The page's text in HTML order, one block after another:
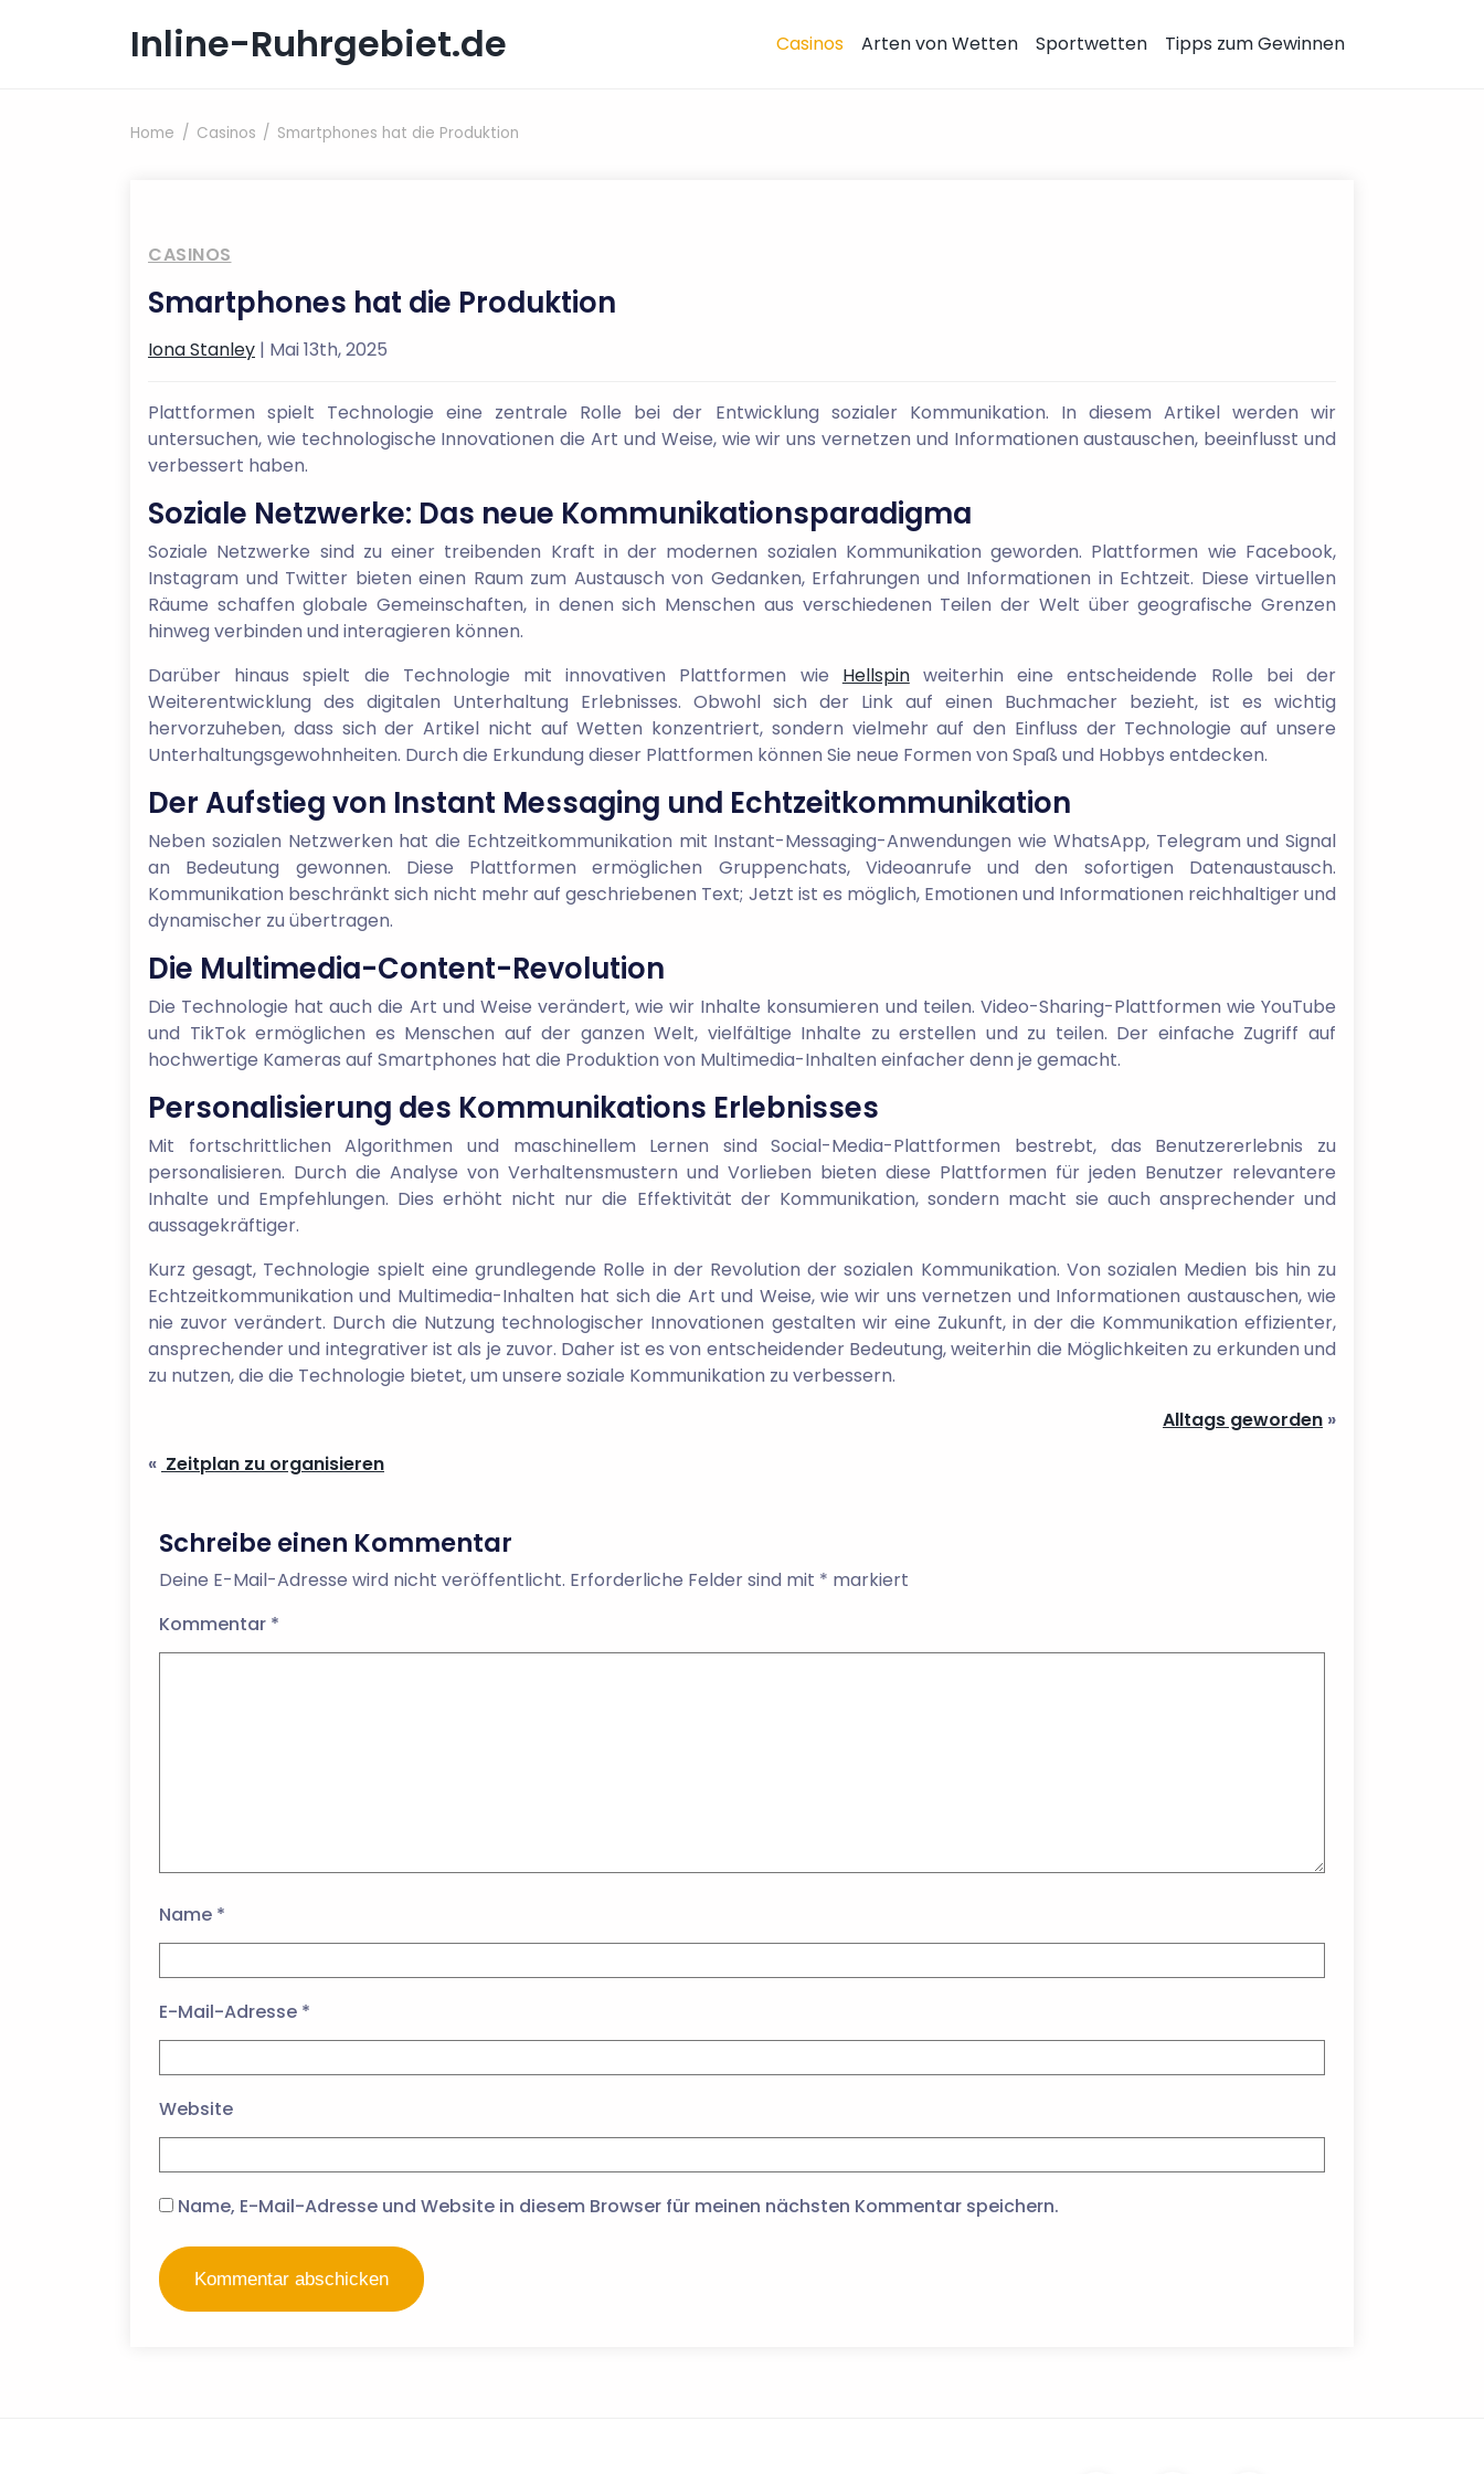
Inline-Ruhrgebiet.de Casinos Arten von Wetten Sportwetten Tipps zum Gewinnen
Home Casinos Smartphones hat die Produktion
CASINOS
Smartphones hat die Produktion
Iona Stanley | Mai 13th, 2025
Plattformen spielt Technologie eine zentrale Rolle bei der Entwicklung sozialer Kommunikation. In diesem Artikel werden wir
untersuchen, wie technologische Innovationen die Art und Weise, wie wir uns vernetzen und Informationen austauschen, beeinflusst und
verbessert haben.
Soziale Netzwerke: Das neue Kommunikationsparadigma
Soziale Netzwerke sind zu einer treibenden Kraft in der modernen sozialen Kommunikation geworden. Plattformen wie Facebook,
Instagram und Twitter bieten einen Raum zum Austausch von Gedanken, Erfahrungen und Informationen in Echtzeit. Diese virtuellen
Räume schaffen globale Gemeinschaften, in denen sich Menschen aus verschiedenen Teilen der Welt über geografische Grenzen
hinweg verbinden und interagieren können.
Darüber hinaus spielt die Technologie mit innovativen Plattformen wie Hellspinweiterhin eine entscheidende Rolle bei der
Weiterentwicklung des digitalen Unterhaltung Erlebnisses. Obwohl sich der Link auf einen Buchmacher bezieht, ist es wichtig
hervorzuheben, dass sich der Artikel nicht auf Wetten konzentriert, sondern vielmehr auf den Einfluss der Technologie auf unsere
Unterhaltungsgewohnheiten. Durch die Erkundung dieser Plattformen können Sie neue Formen von Spaß und Hobbys entdecken.
Der Aufstieg von Instant Messaging und Echtzeitkommunikation
Neben sozialen Netzwerken hat die Echtzeitkommunikation mit Instant-Messaging-Anwendungen wie WhatsApp, Telegram und Signal
an Bedeutung gewonnen. Diese Plattformen ermöglichen Gruppenchats, Videoanrufe und den sofortigen Datenaustausch.
Kommunikation beschränkt sich nicht mehr auf geschriebenen Text; Jetzt ist es möglich, Emotionen und Informationen reichhaltiger und
dynamischer zu übertragen.
Die Multimedia-Content-Revolution
Die Technologie hat auch die Art und Weise verändert, wie wir Inhalte konsumieren und teilen. Video-Sharing-Plattformen wie YouTube
und TikTok ermöglichen es Menschen auf der ganzen Welt, vielfältige Inhalte zu erstellen und zu teilen. Der einfache Zugriff auf
hochwertige Kameras auf Smartphones hat die Produktion von Multimedia-Inhalten einfacher denn je gemacht.
Personalisierung des Kommunikations Erlebnisses
Mit fortschrittlichen Algorithmen und maschinellem Lernen sind Social-Media-Plattformen bestrebt, das Benutzererlebnis zu
personalisieren. Durch die Analyse von Verhaltensmustern und Vorlieben bieten diese Plattformen für jeden Benutzer relevantere
Inhalte und Empfehlungen. Dies erhöht nicht nur die Effektivität der Kommunikation, sondern macht sie auch ansprechender und
aussagekräftiger.
Kurz gesagt, Technologie spielt eine grundlegende Rolle in der Revolution der sozialen Kommunikation. Von sozialen Medien bis hin zu
Echtzeitkommunikation und Multimedia-Inhalten hat sich die Art und Weise, wie wir uns vernetzen und Informationen austauschen, wie
nie zuvor verändert. Durch die Nutzung technologischer Innovationen gestalten wir eine Zukunft, in der die Kommunikation effizienter,
ansprechender und integrativer ist als je zuvor. Daher ist es von entscheidender Bedeutung, weiterhin die Möglichkeiten zu erkunden und
zu nutzen, die die Technologie bietet, um unsere soziale Kommunikation zu verbessern.
Alltags geworden »
« Zeitplan zu organisieren
Schreibe einen Kommentar
Deine E-Mail-Adresse wird nicht veröffentlicht. Erforderliche Felder sind mit * markiert
Kommentar *
Name *
E-Mail-Adresse *
Website
Name, E-Mail-Adresse und Website in diesem Browser für meinen nächsten Kommentar speichern.